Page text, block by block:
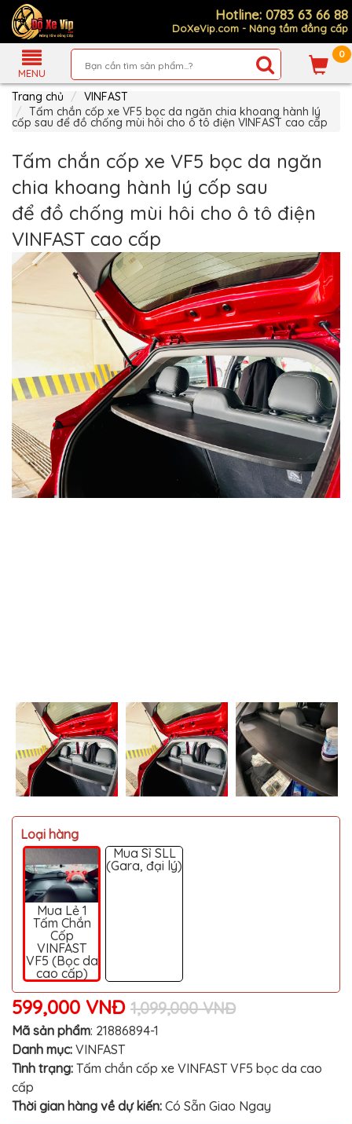
Hotline: 0783 63 66 88
DoXeVip.com - Nâng tầm đẳng cấp
MENU
0
Giới
Thiệu
Sản
Phẩm
Dẫn
Mua
Chính
Sách
Thanh
Toán
Tin
Liên
NHẤT
TOYOTA
HONDA
MAZDA
MITSUBISHI
BMW
VOLVO
SUZUKI
PORSCHE
LEXUS
MG
AUDI
MINI
COOPER
PEUGEOT
VINFAST
ĐỒ
CHƠI
Ô
TÔ
ĐỒ
CHƠI
XE
Trang chủ
VINFAST
Tấm chắn cốp xe VF5 bọc da ngăn chia khoang hành lý
cốp sau để đồ chống mùi hôi cho ô tô điện VINFAST cao cấp
Tấm chắn cốp xe VF5 bọc da ngăn
chia khoang hành lý cốp sau
để đồ chống mùi hôi cho ô tô điện
VINFAST cao cấp
Loại hàng
Mua Lẻ 1
Tấm Chắn
Cốp
VINFAST
VF5 (Bọc da
cao cấp)
Mua Sỉ SLL
(Gara, đại lý)
599,000 VNĐ 1,099,000 VNĐ
Mã sản phẩm: 21886894-1
Danh mục: VINFAST
Tình trạng: Tấm chắn cốp xe VINFAST VF5 bọc da cao
cấp
Thời gian hàng về dự kiến: Có Sẵn Giao Ngay